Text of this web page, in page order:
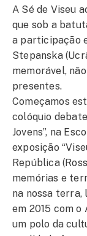
A Sé de Viseu
que sob a
a participação
Stepanska
memorável,
presentes.
Começamos
colóquio
Jovens”, na
exposição
República
memórias e
na nossa terra,
em 2015 com
um polo da